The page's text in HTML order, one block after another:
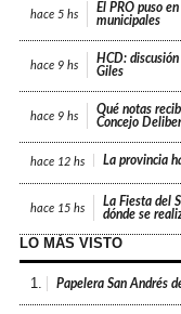
hace 5 hs
El PRO puso
municipales
hace 9 hs
HCD:
Giles
hace 9 hs
Qué notas
Concejo
hace 12 hs La provincia
hace 15 hs
La Fiesta del
dónde se
LO MÁS VISTO
1. Papelera San Andrés